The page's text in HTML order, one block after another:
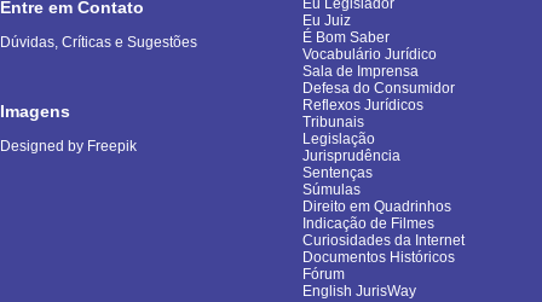
Entre em Contato
Dúvidas, Críticas e Sugestões
Imagens
Designed by Freepik
Eu Legislador
Eu Juiz
É Bom Saber
Vocabulário Jurídico
Sala de Imprensa
Defesa do Consumidor
Reflexos Jurídicos
Tribunais
Legislação
Jurisprudência
Sentenças
Súmulas
Direito em Quadrinhos
Indicação de Filmes
Curiosidades da Internet
Documentos Históricos
Fórum
English JurisWay